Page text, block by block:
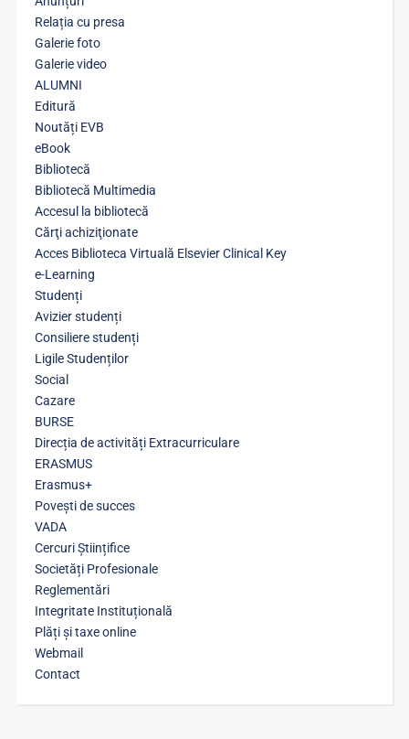
Relația cu presa
Galerie foto
Galerie video
ALUMNI
Editură
Noutăți EVB
eBook
Bibliotecă
Bibliotecă Multimedia
Accesul la bibliotecă
Cărţi achiziţionate
Acces Biblioteca Virtuală Elsevier Clinical Key
e-Learning
Studenți
Avizier studenți
Consiliere studenți
Ligile Studenților
Social
Cazare
BURSE
Direcția de activități Extracurriculare
ERASMUS
Erasmus+
Povești de succes
VADA
Cercuri Științifice
Societăți Profesionale
Reglementări
Integritate Instituțională
Plăți și taxe online
Webmail
Contact